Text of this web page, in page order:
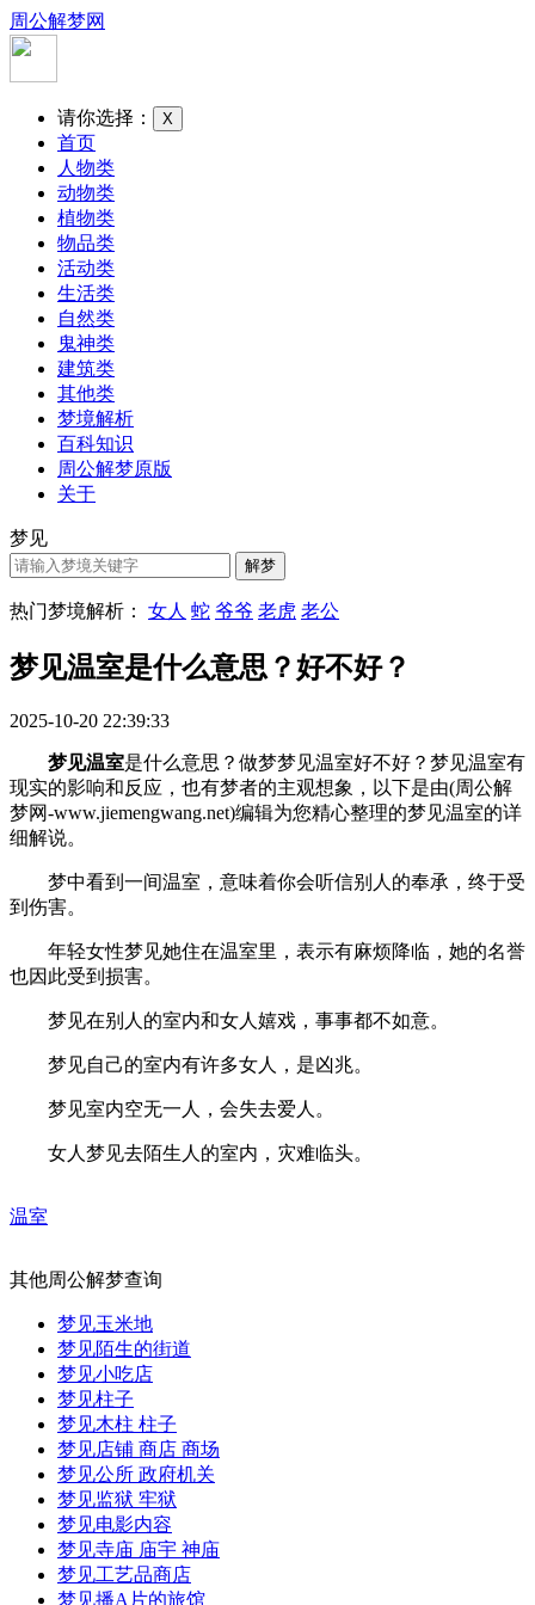
周公解梦网
请你选择： X
首页
人物类
动物类
植物类
物品类
活动类
生活类
自然类
鬼神类
建筑类
其他类
梦境解析
百科知识
周公解梦原版
关于
梦见
热门梦境解析： 女人 蛇 爷爷 老虎 老公
梦见温室是什么意思？好不好？
2025-10-20 22:39:33
梦见温室是什么意思？做梦梦见温室好不好？梦见温室有
现实的影响和反应，也有梦者的主观想象，以下是由(周公解
梦网-www.jiemengwang.net)编辑为您精心整理的梦见温室的详
细解说。
梦中看到一间温室，意味着你会听信别人的奉承，终于受
到伤害。
年轻女性梦见她住在温室里，表示有麻烦降临，她的名誉
也因此受到损害。
梦见在别人的室内和女人嬉戏，事事都不如意。
梦见自己的室内有许多女人，是凶兆。
梦见室内空无一人，会失去爱人。
女人梦见去陌生人的室内，灾难临头。
温室
其他周公解梦查询
梦见玉米地
梦见陌生的街道
梦见小吃店
梦见柱子
梦见木柱 柱子
梦见店铺 商店 商场
梦见公所 政府机关
梦见监狱 牢狱
梦见电影内容
梦见寺庙 庙宇 神庙
梦见工艺品商店
梦见播A片的旅馆